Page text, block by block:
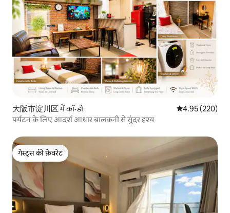
大阪市淀川区 में कॉन्डो औसत रेटिंग 5 में से
4.95 (220)
पर्यटन के लिए आदर्श आधार बालकनी से सुंदर दृश्य
गेस्ट्स की फ़ेवरेट
गेस्ट्स की फ़ेवरेट